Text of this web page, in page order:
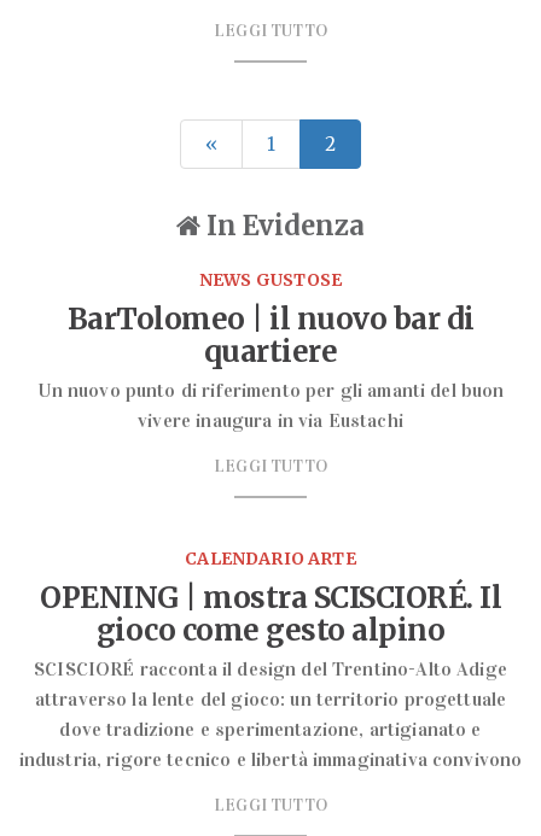
LEGGI TUTTO
« 1 2
In Evidenza
NEWS GUSTOSE
BarTolomeo | il nuovo bar di
quartiere
Un nuovo punto di riferimento per gli amanti del buon
vivere inaugura in via Eustachi
LEGGI TUTTO
CALENDARIO ARTE
OPENING | mostra SCISCIORÉ. Il
gioco come gesto alpino
SCISCIORÉ racconta il design del Trentino-Alto Adige
attraverso la lente del gioco: un territorio progettuale
dove tradizione e sperimentazione, artigianato e
industria, rigore tecnico e libertà immaginativa convivono
LEGGI TUTTO